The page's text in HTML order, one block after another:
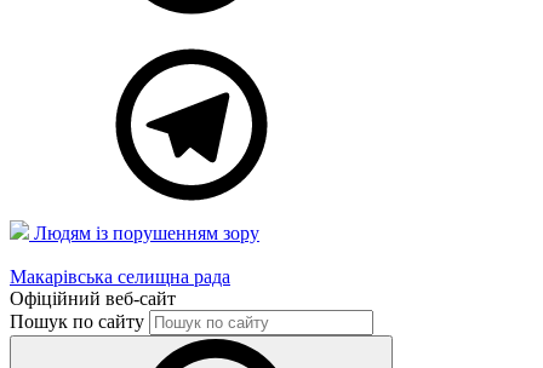
Людям із порушенням зору
Макарівська селищна рада
Офіційний веб-сайт
Пошук по сайту